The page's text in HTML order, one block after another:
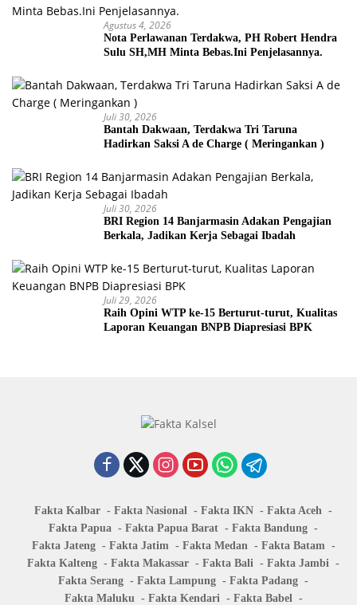
Agustus 4, 2026
Nota Perlawanan Terdakwa, PH Robert Hendra
Sulu SH,MH Minta Bebas.Ini Penjelasannya.
Juli 30, 2026
Bantah Dakwaan, Terdakwa Tri Taruna
Hadirkan Saksi A de Charge ( Meringankan )
Juli 30, 2026
BRI Region 14 Banjarmasin Adakan Pengajian
Berkala, Jadikan Kerja Sebagai Ibadah
Juli 29, 2026
Raih Opini WTP ke-15 Berturut-turut, Kualitas
Laporan Keuangan BNPB Diapresiasi BPK
Fakta Kalbar Fakta Nasional Fakta IKN
Fakta Aceh
Fakta Papua
Fakta Papua Barat
Fakta Bandung
Fakta Jateng
Fakta Jatim Fakta Medan
Fakta Batam
Fakta Kalteng
Fakta Makassar Fakta Bali
Fakta Jambi
Fakta Serang
Fakta Lampung
Fakta Padang
Fakta Maluku
Fakta Kendari Fakta Babel